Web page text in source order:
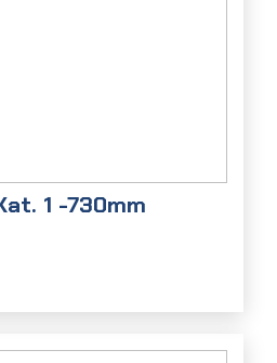
1 -730mm